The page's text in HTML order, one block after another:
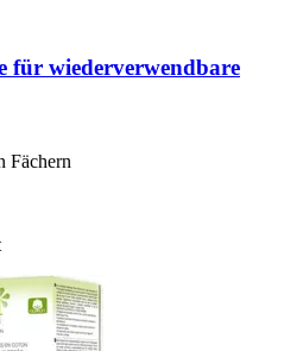
für wiederverwendbare
Fächern